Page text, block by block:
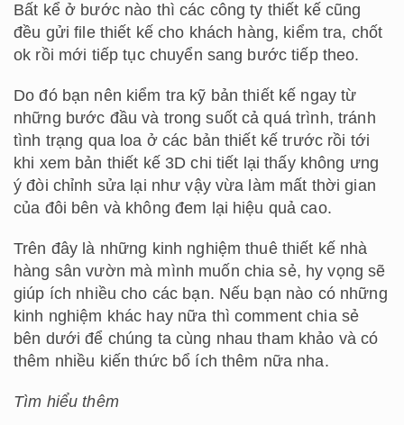
Bất kể ở bước nào thì các công ty thiết kế cũng
đều gửi file thiết kế cho khách hàng, kiểm tra, chốt
ok rồi mới tiếp tục chuyển sang bước tiếp theo.
Do đó bạn nên kiểm tra kỹ bản thiết kế ngay từ
những bước đầu và trong suốt cả quá trình, tránh
tình trạng qua loa ở các bản thiết kế trước rồi tới
khi xem bản thiết kế 3D chi tiết lại thấy không ưng
ý đòi chỉnh sửa lại như vậy vừa làm mất thời gian
của đôi bên và không đem lại hiệu quả cao.
Trên đây là những kinh nghiệm thuê thiết kế nhà
hàng sân vườn mà mình muốn chia sẻ, hy vọng sẽ
giúp ích nhiều cho các bạn. Nếu bạn nào có những
kinh nghiệm khác hay nữa thì comment chia sẻ
bên dưới để chúng ta cùng nhau tham khảo và có
thêm nhiều kiến thức bổ ích thêm nữa nha.
Tìm hiểu thêm